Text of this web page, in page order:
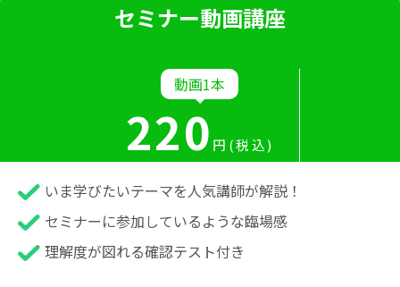
セミナー動画講座
動画1本
220 円(税込)
いま学びたいテーマを人気講師が解説！
セミナーに参加しているような臨場感
理解度が図れる確認テスト付き